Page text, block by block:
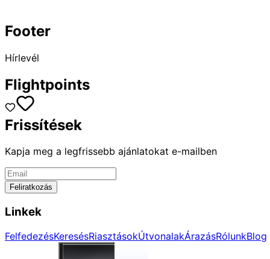
Footer
Hírlevél
Flightpoints
Frissítések
Kapja meg a legfrissebb ajánlatokat e-mailben
Feliratkozás
Linkek
FelfedezésKeresésRiasztásokÚtvonalakÁrazásRólunkBlog